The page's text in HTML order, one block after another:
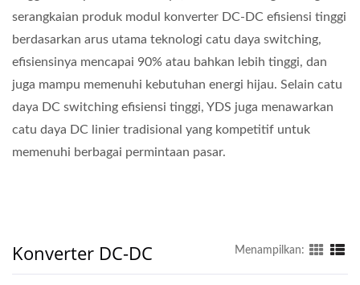
serangkaian produk modul konverter DC-DC efisiensi tinggi
berdasarkan arus utama teknologi catu daya switching,
efisiensinya mencapai 90% atau bahkan lebih tinggi, dan
juga mampu memenuhi kebutuhan energi hijau. Selain catu
daya DC switching efisiensi tinggi, YDS juga menawarkan
catu daya DC linier tradisional yang kompetitif untuk
memenuhi berbagai permintaan pasar.
Konverter DC-DC Menampilkan: